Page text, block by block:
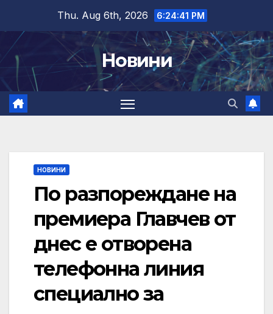
content
Thu. Aug 6th, 2026 6:24:42 PM
Новини
НОВИНИ
По разпореждане на
премиера Главчев от
днес е отворена
телефонна линия
специално за